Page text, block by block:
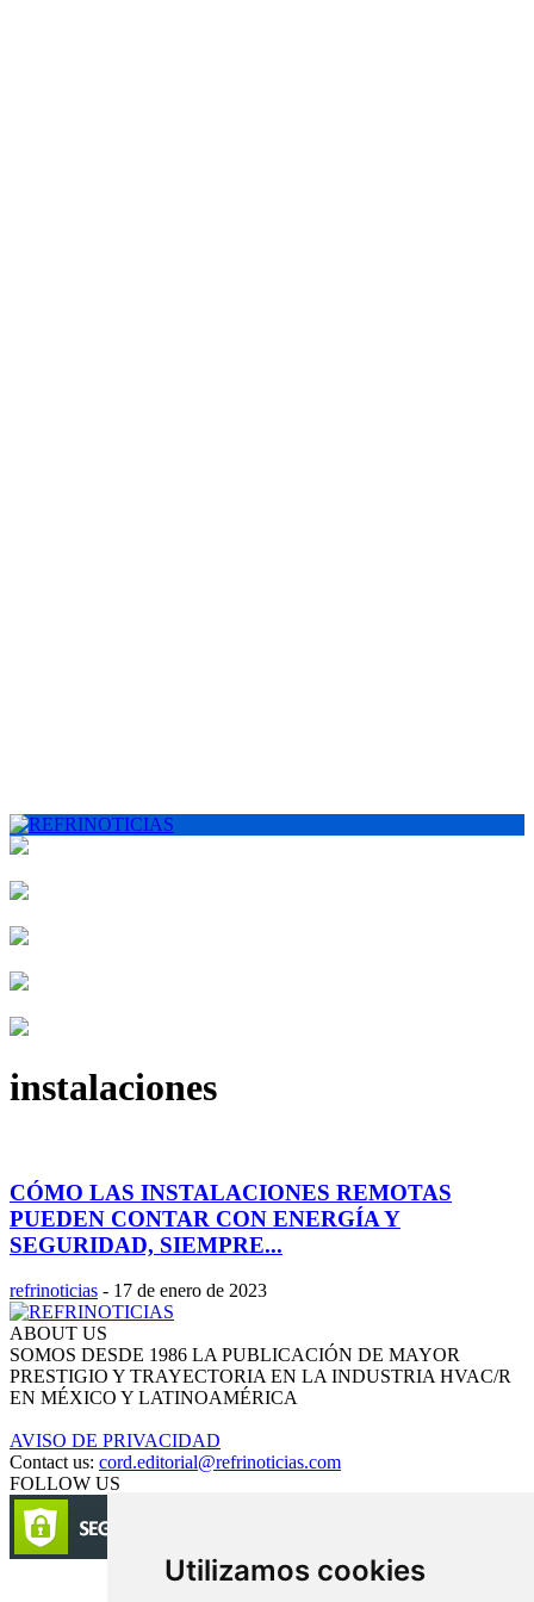
Utilizamos cookies
instalaciones
CÓMO LAS INSTALACIONES REMOTAS
PUEDEN CONTAR CON ENERGÍA Y
SEGURIDAD, SIEMPRE...
refrinoticias - 17 de enero de 2023
ABOUT US
SOMOS DESDE 1986 LA PUBLICACIÓN DE MAYOR
PRESTIGIO Y TRAYECTORIA EN LA INDUSTRIA HVAC/R
EN MÉXICO Y LATINOAMÉRICA
AVISO DE PRIVACIDAD
Contact us: cord.editorial@refrinoticias.com
FOLLOW US